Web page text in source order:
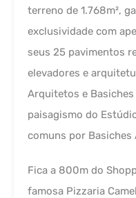
terreno de 1.768m²,
exclusividade com
seus 25 pavimentos
elevadores e
Arquitetos e
paisagismo do
comuns por
Fica a 800m do
famosa Pizzaria